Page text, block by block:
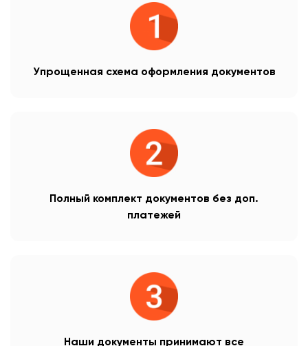
Упрощенная схема оформления документов
Полный комплект документов без доп.
платежей
Наши документы принимают все